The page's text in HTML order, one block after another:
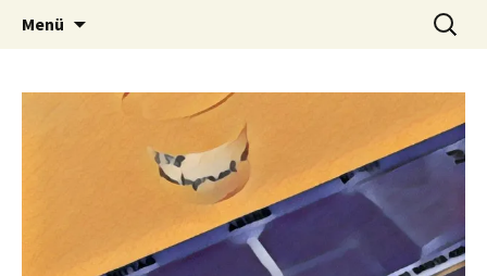
Wissen Macht Bewusstsein
Erwachtes Bewusstsein im Wandel der Zeit
Menü
Suchen
nach: